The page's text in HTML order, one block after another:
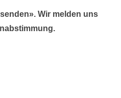
Wir melden uns